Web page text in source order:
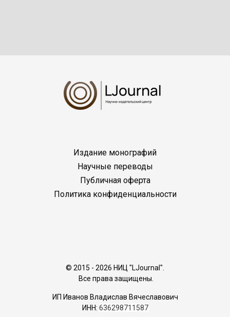
Издание монографий
Научные переводы
Публичная оферта
Политика конфиденциальности
© 2015 - 2026 НИЦ "LJournal".
Все права защищены.
ИП Иванов Владислав Вячеславович
ИНН: 636298711587